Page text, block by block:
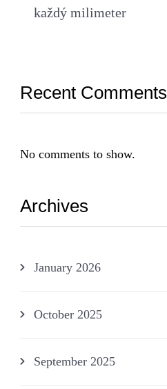
každý milimeter
Recent Comments
No comments to show.
Archives
January 2026
October 2025
September 2025